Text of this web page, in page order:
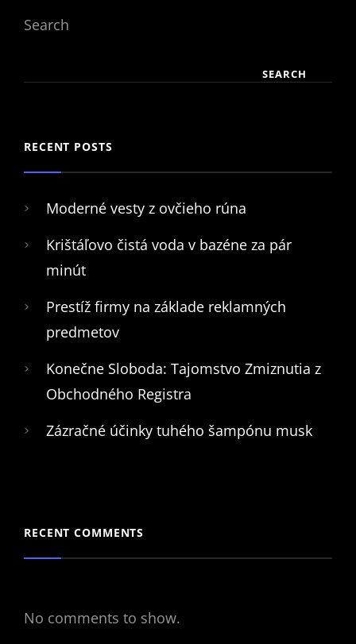
Search
SEARCH
RECENT POSTS
Moderné vesty z ovčieho rúna
Krištáľovo čistá voda v bazéne za pár
minút
Prestíž firmy na základe reklamných
predmetov
Konečne Sloboda: Tajomstvo Zmiznutia z
Obchodného Registra
Zázračné účinky tuhého šampónu musk
RECENT COMMENTS
No comments to show.